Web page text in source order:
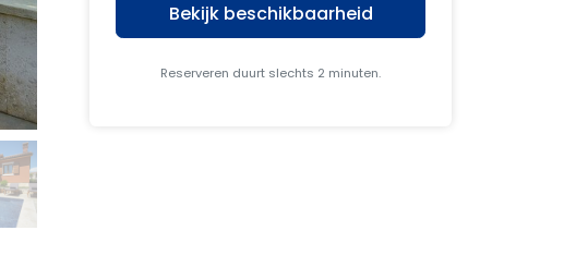
Bekijk beschikbaarheid
Reserveren duurt slechts 2 minuten.